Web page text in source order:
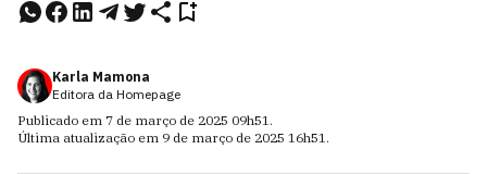
Karla Mamona
Editora da Homepage
Publicado em 7 de março de 2025 09h51.
Última atualização em 9 de março de 2025 16h51.